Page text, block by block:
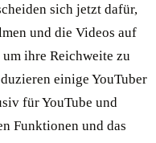
sich jetzt dafür,
und die Videos auf
ihre Reichweite zu
einige YouTuber
für YouTube und
Funktionen und das